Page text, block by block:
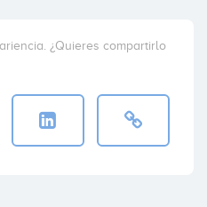
¿Quieres compartirlo